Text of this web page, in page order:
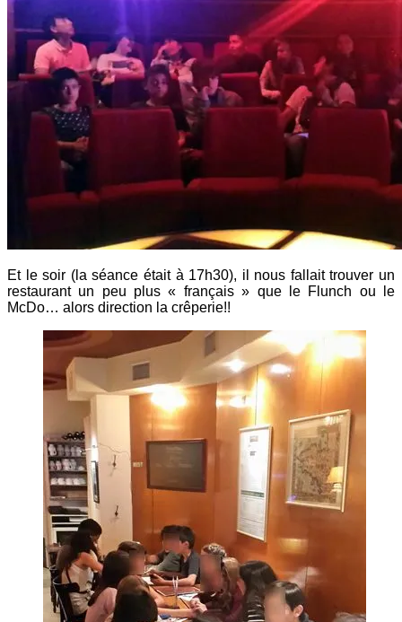
Et le soir (la séance était à 17h30), il nous fallait trouver un
restaurant un peu plus « français » que le Flunch ou le
McDo… alors direction la crêperie!!